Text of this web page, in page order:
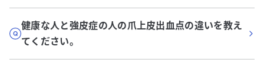
健康な人と強皮症の人の爪上皮出血点の違いを教え
てください。